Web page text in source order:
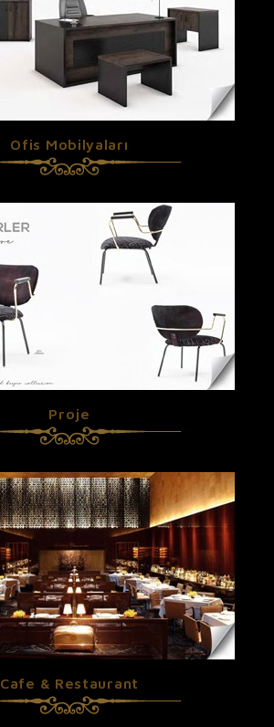
Ofis Mobilyaları
Proje
Cafe & Restaurant